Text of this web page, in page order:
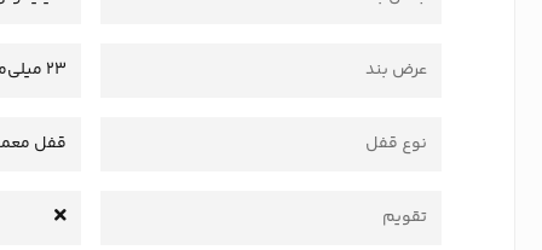
عرض بند 23 میلی‌متر
نوع قفل قفل
تقویم